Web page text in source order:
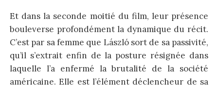
Et dans la seconde moitié du film, leur présence
bouleverse profondément la dynamique du récit.
C’est par sa femme que László sort de sa passivité,
qu’il s’extrait enfin de la posture résignée dans
laquelle l’a enfermé la brutalité de la société
américaine. Elle est l’élément déclencheur de sa